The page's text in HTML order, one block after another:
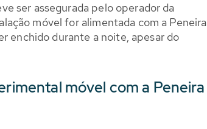
ser assegurada pelo operador da
móvel for alimentada com a Peneira
enchido durante a noite, apesar do
móvel com a Peneira